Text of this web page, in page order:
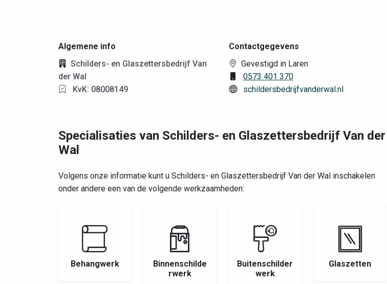
Algemene info
Schilders- en Glaszettersbedrijf Van
der Wal
KvK: 08008149
Contactgegevens
Gevestigd in Laren
0573 401 370
schildersbedrijfvanderwal.nl
Specialisaties van Schilders- en Glaszettersbedrijf Van der
Wal
Volgens onze informatie kunt u Schilders- en Glaszettersbedrijf Van der Wal inschakelen
onder andere een van de volgende werkzaamheden:
Behangwerk
Binnenschilde
rwerk
Buitenschilder
werk
Glaszetten